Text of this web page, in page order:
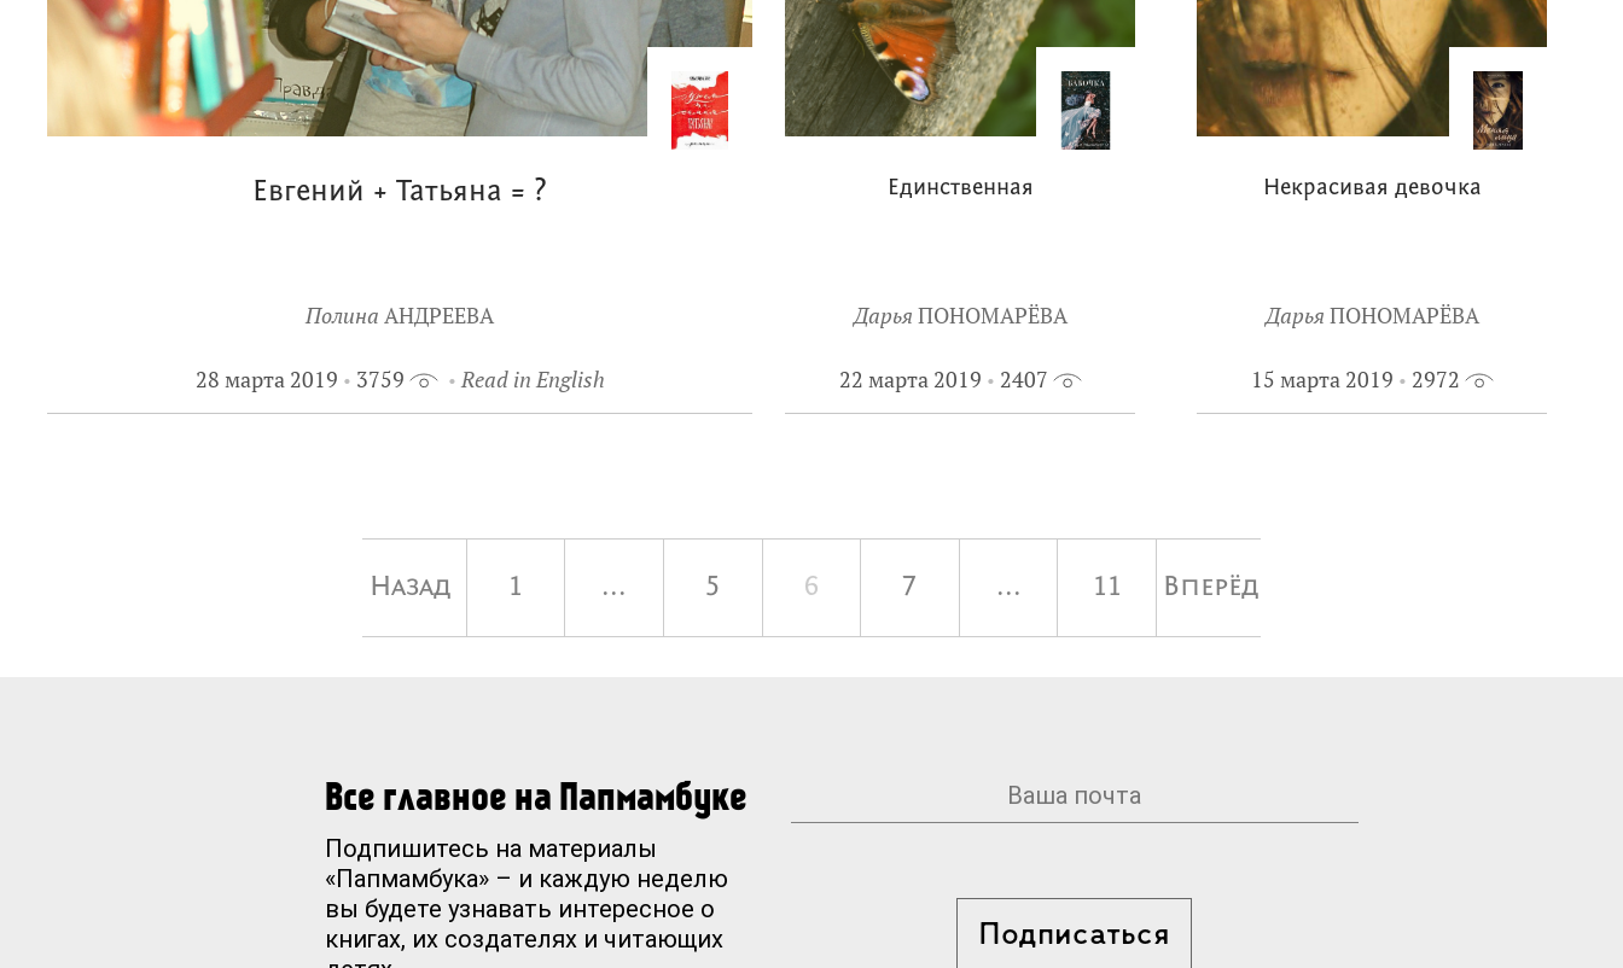
Евгений + Татьяна = ?
Полина АНДРЕЕВА
28 марта 2019 3759 Read in English
Единственная
Дарья ПОНОМАРЁВА
22 марта 2019 2407
Некрасивая девочка
Дарья ПОНОМАРЁВА
15 марта 2019 2972
Назад 1 ... 5 6 7 ... 11 Вперёд
Все главное на Папмамбуке
Подпишитесь на материалы
«Папмамбука» – и каждую неделю
вы будете узнавать интересное о
книгах, их создателях и читающих
Подписаться